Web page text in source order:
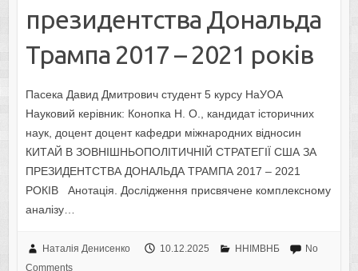
президентства Дональда
Трампа 2017 – 2021 років
Пасека Давид Дмитрович студент 5 курсу НаУОА
Науковий керівник: Конопка Н. О., кандидат історичних
наук, доцент доцент кафедри міжнародних відносин
КИТАЙ В ЗОВНІШНЬОПОЛІТИЧНІЙ СТРАТЕГІЇ США ЗА
ПРЕЗИДЕНТСТВА ДОНАЛЬДА ТРАМПА 2017 – 2021
РОКІВ Анотація. Дослідження присвячене комплексному
аналізу…
Наталія Денисенко 10.12.2025 ННІМВНБ
No
Comments